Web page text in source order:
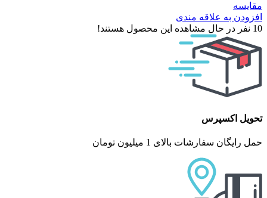
مقایسه
افزودن به علاقه مندی
10 نفر در حال مشاهده این محصول هستند!
تحویل اکسپرس
حمل رایگان سفارشات بالای 1 میلیون تومان